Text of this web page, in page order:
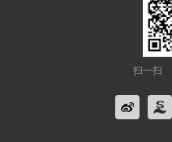
扫一扫